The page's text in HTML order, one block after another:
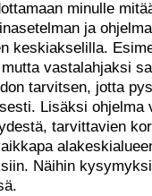
minulle
ja
keskiakselilla.
vastalahjaksi
tarvitsen, jotta
Lisäksi ohjelma
tarvittavien
Näihin